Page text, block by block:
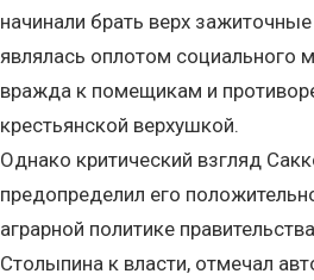
начинали брать верх
являлась оплотом социального
вражда к помещикам и
крестьянской верхушкой.
Однако критический взгляд
предопределил его
аграрной политике
Столыпина к власти, отмечал